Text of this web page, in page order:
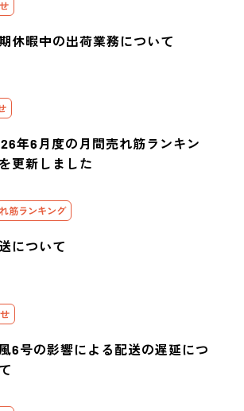
休暇中の出荷業務について
年6月度の月間売れ筋ランキン
更新しました
筋ランキング
について
6号の影響による配送の遅延につ